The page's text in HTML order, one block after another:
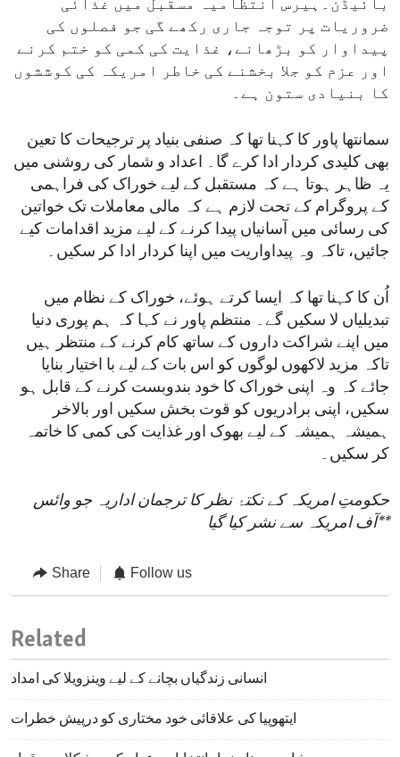
بائیڈن۔ہیرس انتظٓامیہ مسقبل میں غذائی
ضروریات پر توجہ جاری رکھے گی جو فصلوں کی
پیداوار کو بڑھانے، غذایت کی کمی کو ختم کرنے
اور عزم کو جلا بخشنے کی خاطر امریکہ کی کوششوں
کا بنیادی ستون ہے۔
سمانتھا پاور کا کہنا تھا کہ صنفی بنیاد پر ترجیحات کا تعین
بھی کلیدی کردار ادا کرے گا۔ اعداد و شمار کی روشنی میں
یہ ظاہر ہوتا ہے کہ مستقبل کے لیے خوراک کی فراہمی
کے پروگرام کے تحت لازم ہے کہ مالی معاملات تک خواتین
کی رسائی میں آسانیاں پیدا کرنے کے لیے مزید اقدامات کیے
جائیں، تاکہ وہ پیداواریت میں اپنا کردار ادا کر سکیں۔
اُن کا کہنا تھا کہ ایسا کرتے ہوئے، خوراک کے نظام میں
تبدیلیاں لا سکیں گے۔ منتظم پاور نے کہا کہ ہم پوری دنیا
میں اپنے شراکت داروں کے ساتھ کام کرنے کے منتظر ہیں
تاکہ مزید لاکھوں لوگوں کو اس بات کے لیے با اختیار بنایا
جائے کہ وہ اپنی خوراک کا خود بندوبست کرنے کے قابل ہو
سکیں، اپنی برادریوں کو قوت بخش سکیں اور بالاخر
ہمیشہ ہمیشہ کے لیے بھوک اور غذایت کی کمی کا خاتمہ
کر سکیں۔
حکومتِ امریکہ کے نکتۂ نظر کا ترجمان اداریہ جو وائس
آف امریکہ سے نشر کیا گیا**
Share Follow us
Related
انسانی زندگیاں بچانے کے لیے وینزویلا کی امداد
ایتھوپیا کی علاقائی خود مختاری کو درپیش خطرات